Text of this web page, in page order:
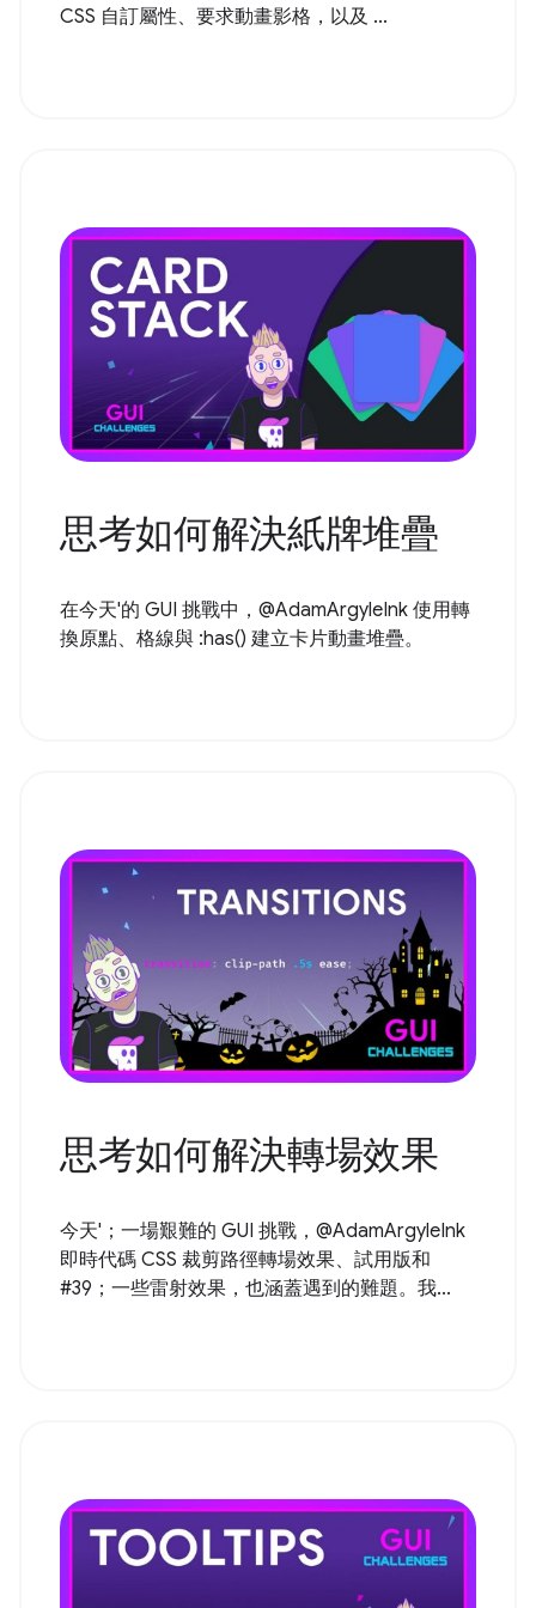
CSS 自訂屬性、要求動畫影格，以及 ...
思考如何解決紙牌堆疊
在今天'的 GUI 挑戰中，@AdamArgyleInk 使用轉
換原點、格線與 :has() 建立卡片動畫堆疊。
思考如何解決轉場效果
今天'；一場艱難的 GUI 挑戰，@AdamArgyleInk
即時代碼 CSS 裁剪路徑轉場效果、試用版和
#39；一些雷射效果，也涵蓋遇到的難題。我...